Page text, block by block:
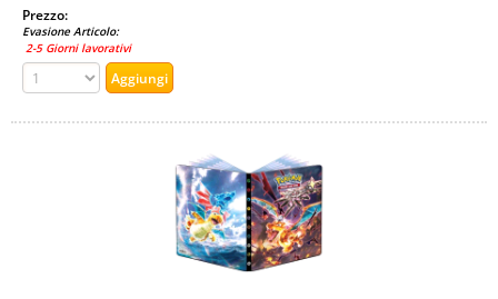
Prezzo:
Evasione Articolo:
2-5 Giorni lavorativi